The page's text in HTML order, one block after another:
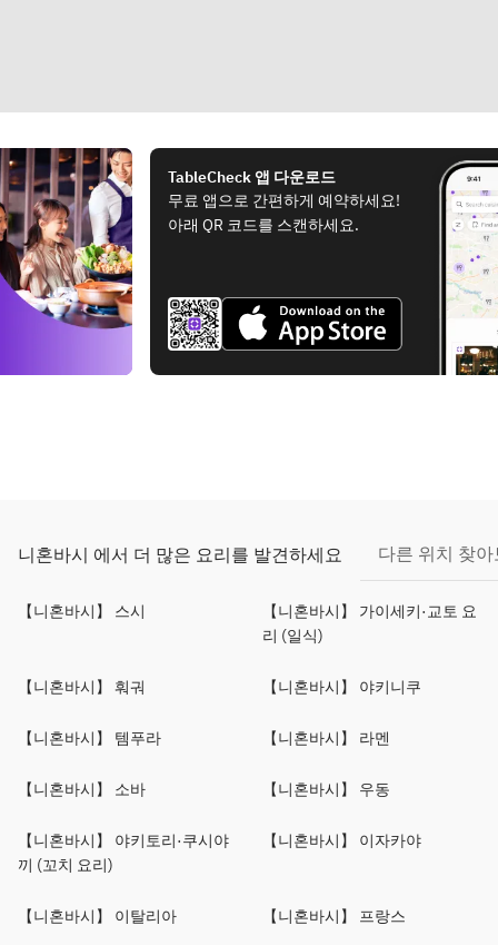
TableCheck 앱 다운로드
무료 앱으로 간편하게 예약하세요!
아래 QR 코드를 스캔하세요.
니혼바시 에서 더 많은 요리를 발견하세요 다른 위치 찾
【니혼바시】 스시
【니혼바시】 가이세키·교토 요
리 (일식)
【니혼바시】 훠궈 【니혼바시】 야키니쿠
【니혼바시】 템푸라 【니혼바시】 라멘
【니혼바시】 소바 【니혼바시】 우동
【니혼바시】 야키토리·쿠시야
끼 (꼬치 요리)
【니혼바시】 이자카야
【니혼바시】 이탈리아 【니혼바시】 프랑스